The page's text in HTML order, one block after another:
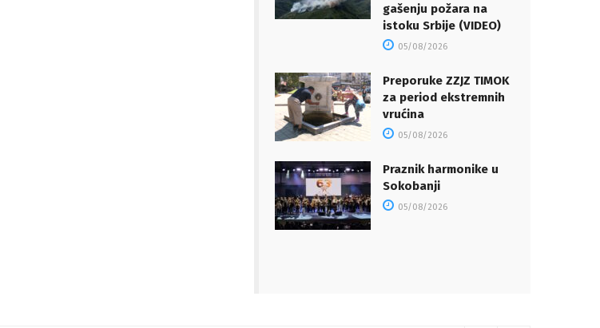
gašenju požara na
istoku Srbije (VIDEO)
05/08/2026
Preporuke ZZJZ TIMOK
za period ekstremnih
vrućina
05/08/2026
Praznik harmonike u
Sokobanji
05/08/2026